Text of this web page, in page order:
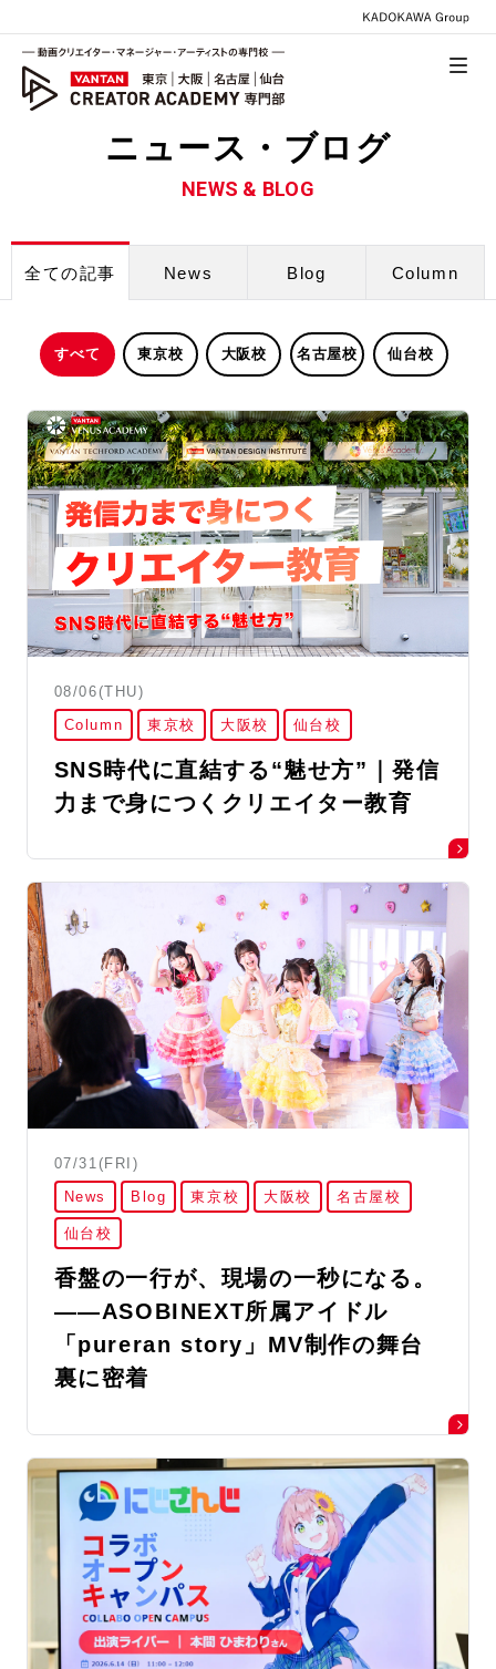
ニュース・ブログ
NEWS & BLOG
全ての記事 News Blog Column
すべて 東京校 大阪校 名古屋校 仙台校
08/06(THU)
Column
東京校 大阪校 仙台校
SNS時代に直結する“魅せ方”｜発信
力まで身につくクリエイター教育
07/31(FRI)
News
Blog 東京校 大阪校 名古屋校
仙台校
香盤の一行が、現場の一秒になる。
――ASOBINEXT所属アイドル
「pureran story」MV制作の舞台
裏に密着